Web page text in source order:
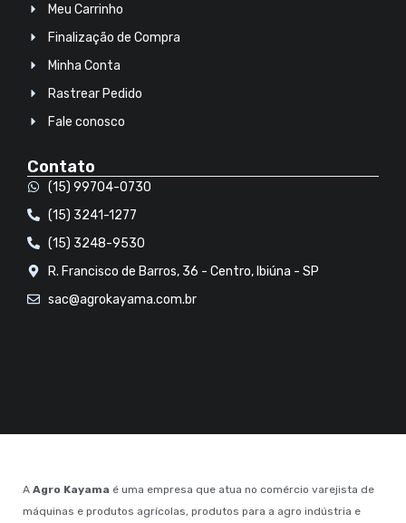
Meu Carrinho
Finalização de Compra
Minha Conta
Rastrear Pedido
Fale conosco
Contato
(15) 99704-0730
(15) 3241-1277
(15) 3248-9530
R. Francisco de Barros, 36 - Centro, Ibiúna - SP
sac@agrokayama.com.br
A Agro Kayama é uma empresa que atua no comércio varejista de
máquinas e produtos agrícolas, produtos para a agro indústria e